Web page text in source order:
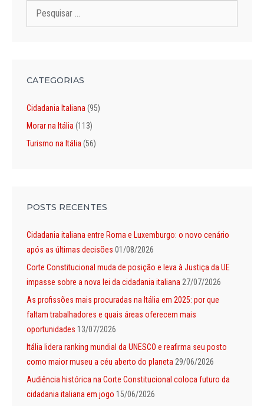
CATEGORIAS
Cidadania Italiana (95)
Morar na Itália (113)
Turismo na Itália (56)
POSTS RECENTES
Cidadania italiana entre Roma e Luxemburgo: o novo cenário
após as últimas decisões 01/08/2026
Corte Constitucional muda de posição e leva à Justiça da UE
impasse sobre a nova lei da cidadania italiana 27/07/2026
As profissões mais procuradas na Itália em 2025: por que
faltam trabalhadores e quais áreas oferecem mais
oportunidades 13/07/2026
Itália lidera ranking mundial da UNESCO e reafirma seu posto
como maior museu a céu aberto do planeta 29/06/2026
Audiência histórica na Corte Constitucional coloca futuro da
cidadania italiana em jogo 15/06/2026